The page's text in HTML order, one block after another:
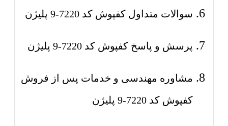
سوالات متداول کفپوش کد 7220-9 پلیژن
پرسش و پاسخ کفپوش کد 7220-9 پلیژن
مشاوره مهندسی و خدمات پس از فروش
کفپوش کد 7220-9 پلیژن